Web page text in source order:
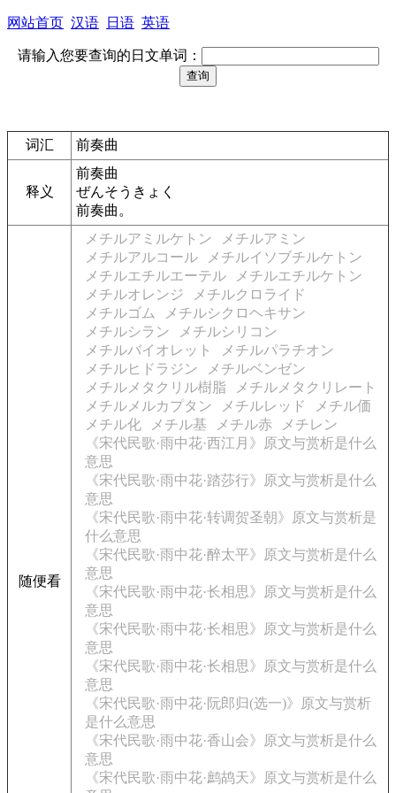
网站首页 汉语 日语 英语
请输入您要查询的日文单词：
词汇 前奏曲
释义
前奏曲
ぜんそうきょく
前奏曲。
随便看
メチルアミルケトン
メチルアミン
メチルアルコール
メチルイソブチルケトン
メチルエチルエーテル
メチルエチルケトン
メチルオレンジ
メチルクロライド
メチルゴム
メチルシクロヘキサン
メチルシラン
メチルシリコン
メチルバイオレット
メチルパラチオン
メチルヒドラジン
メチルベンゼン
メチルメタクリル樹脂
メチルメタクリレート
メチルメルカプタン
メチルレッド
メチル価
メチル化
メチル基 メチル赤
メチレン
《宋代民歌·雨中花·西江月》原文与赏析是什么
意思
《宋代民歌·雨中花·踏莎行》原文与赏析是什么
意思
《宋代民歌·雨中花·转调贺圣朝》原文与赏析是
什么意思
《宋代民歌·雨中花·醉太平》原文与赏析是什么
意思
《宋代民歌·雨中花·长相思》原文与赏析是什么
意思
《宋代民歌·雨中花·长相思》原文与赏析是什么
意思
《宋代民歌·雨中花·长相思》原文与赏析是什么
意思
《宋代民歌·雨中花·阮郎归(选一)》原文与赏析
是什么意思
《宋代民歌·雨中花·香山会》原文与赏析是什么
意思
《宋代民歌·雨中花·鹧鸪天》原文与赏析是什么